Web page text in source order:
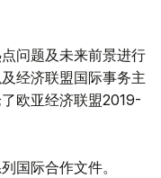
问题及未来前景进行
经济联盟国际事务主
欧亚经济联盟2019-
国际合作文件。